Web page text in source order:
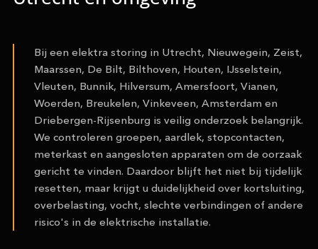
Bij een elektra storing in Utrecht, Nieuwegein, Zeist,
Maarssen, De Bilt, Bilthoven, Houten, IJsselstein,
Vleuten, Bunnik, Hilversum, Amersfoort, Vianen,
Woerden, Breukelen, Vinkeveen, Amsterdam en
Driebergen-Rijsenburg is veilig onderzoek belangrijk.
We controleren groepen, aardlek, stopcontacten,
meterkast en aangesloten apparaten om de oorzaak
gericht te vinden. Daardoor blijft het niet bij tijdelijk
resetten, maar krijgt u duidelijkheid over kortsluiting,
overbelasting, vocht, slechte verbindingen of andere
risico's in de elektrische installatie.